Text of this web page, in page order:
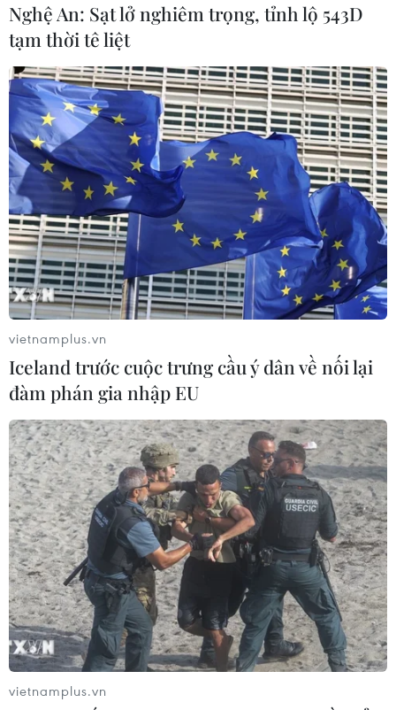
TIN CÙNG CHUYÊN MỤC
Iceland trước cuộc trưng cầu ý dân
về nối lại đàm phán gia nhập EU
Nghệ An: Sạt lở nghiêm trọng, tỉnh lộ 543D
tạm thời tê liệt
vietnamplus.vn
Iceland trước cuộc trưng cầu ý dân về nối lại
đàm phán gia nhập EU
vietnamplus.vn